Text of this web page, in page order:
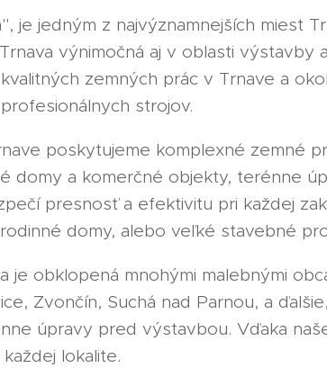
je jedným z najvýznamnejších miest
výnimočná aj v oblasti výstavby
zemných prác v Trnave a
strojov.
poskytujeme komplexné zemné
domy a komerčné objekty, terénne
presnosť a efektivitu pri každej
domy, alebo veľké stavebné
je obklopená mnohými malebnými
Zvončín, Suchá nad Parnou, a
úpravy pred výstavbou. Vďaka
lokalite.